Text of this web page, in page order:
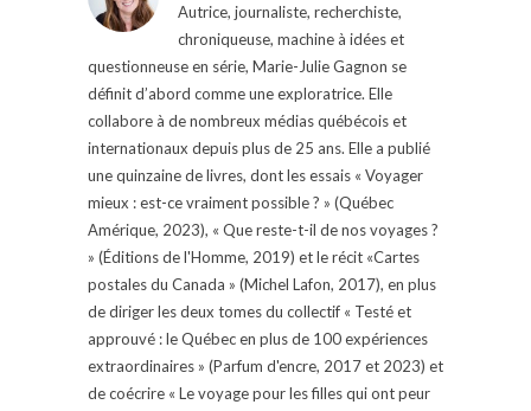
Autrice, journaliste, recherchiste,
chroniqueuse, machine à idées et
questionneuse en série, Marie-Julie Gagnon se
définit d’abord comme une exploratrice. Elle
collabore à de nombreux médias québécois et
internationaux depuis plus de 25 ans. Elle a publié
une quinzaine de livres, dont les essais « Voyager
mieux : est-ce vraiment possible ? » (Québec
Amérique, 2023), « Que reste-t-il de nos voyages ?
» (Éditions de l'Homme, 2019) et le récit «Cartes
postales du Canada » (Michel Lafon, 2017), en plus
de diriger les deux tomes du collectif « Testé et
approuvé : le Québec en plus de 100 expériences
extraordinaires » (Parfum d'encre, 2017 et 2023) et
de coécrire « Le voyage pour les filles qui ont peur